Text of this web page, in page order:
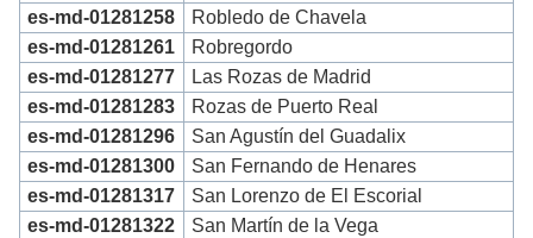
es-md-01281258
Robledo de Chavela
es-md-01281261
Robregordo
es-md-01281277
Las Rozas de Madrid
es-md-01281283
Rozas de Puerto Real
es-md-01281296
San Agustín del Guadalix
es-md-01281300
San Fernando de Henares
es-md-01281317
San Lorenzo de El Escorial
es-md-01281322
San Martín de la Vega